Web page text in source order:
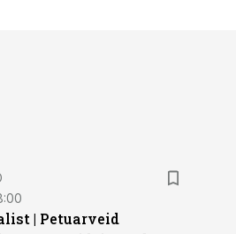
| Petuarveid